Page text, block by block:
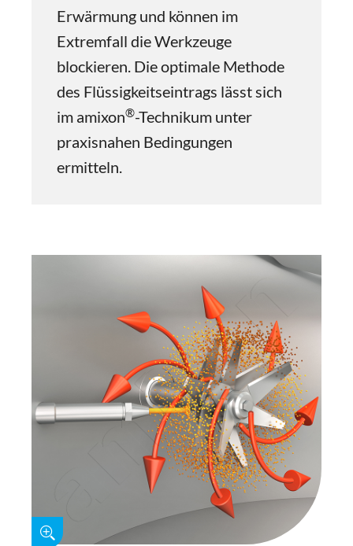
Erwärmung und können im
Extremfall die Werkzeuge
blockieren. Die optimale Methode
des Flüssigkeitseintrags lässt sich
im amixon®-Technikum unter
praxisnahen Bedingungen
ermitteln.